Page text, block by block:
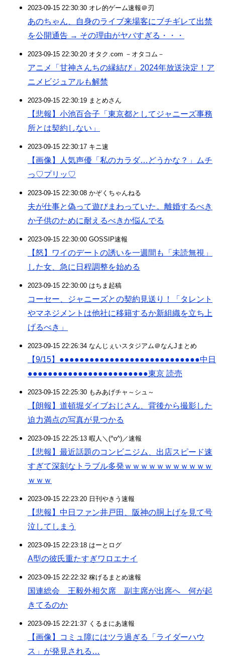
2023-09-15 22:30:30 オレ的ゲーム速報＠刃
あのちゃん、自身のライブ来場客にブチギレて出禁
を公開通告 → その理由がヤバすぎる・・・
2023-09-15 22:30:20 オタク.com －オタコム－
アニメ「甘神さんちの縁結び」2024年放送決定！ア
ニメビジュアルも解禁
2023-09-15 22:30:19 まとめさん
【悲報】小池百合子「東京都としてジャニーズ事務
所とは契約しない」
2023-09-15 22:30:17 キニ速
【画像】人気声優「私のカラダ…どうかな？」ムチ
っ♡プリッ♡
2023-09-15 22:30:08 かぞくちゃんねる
夫が仕事と偽って遊びまわっていた。離婚するべき
か子供のために耐えるべきか悩んでる
2023-09-15 22:30:00 GOSSIP速報
【怒】ワイのデートの誘いを一週間も「未読無視」
した女、急に日程調整を始める
2023-09-15 22:30:00 はちま起稿
コーセー、ジャニーズとの契約見送り！「タレント
やマネジメントは他社に移籍するか新組織を立ち上
げるべき」
2023-09-15 22:26:34 なんじぇいスタジアム＠なんJまとめ
【9/15】●●●●●●●●●●●●●●●●●●●●●●●●●●●●中日
●●●●●●●●●●●●●●●●●●●●●●●●東京 読売
2023-09-15 22:25:30 もみあげチャ～シュ～
【朗報】道頓堀ダイブおじさん、背後から撮影した
迫力満点の写真が見つかる
2023-09-15 22:25:13 暇人＼(^o^)／速報
【悲報】最近話題のコンビニジム、出店スピード速
すぎて深刻なトラブル多発ｗｗｗｗｗｗｗｗｗｗｗ
ｗｗｗ
2023-09-15 22:23:20 日刊やきう速報
【悲報】中日ファン井戸田、阪神の胴上げを見て号
泣してしまう
2023-09-15 22:23:18 はーとログ
A型の彼氏重たすぎワロエナイ
2023-09-15 22:22:32 稼げるまとめ速報
国連総会 王毅外相欠席 副主席が出席へ 何が起
きてるのか
2023-09-15 22:21:37 くるまにあ速報
【画像】コミュ障にはツラ過ぎる「ライダーハウ
ス」が発見される…